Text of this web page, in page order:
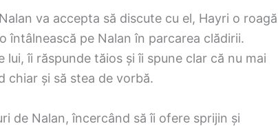
va accepta să discute cu el, Hayri o roagă
întâlnească pe Nalan în parcarea clădirii.
îi răspunde tăios și îi spune clar că nu mai
chiar și să stea de vorbă.
de Nalan, încercând să îi ofere sprijin și